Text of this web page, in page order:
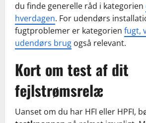
du finde generelle råd i kategorien
hverdagen. For udendørs
fugtproblemer er kategorien fugt,
udendørs brug også relevant.
Kort om test af dit
fejlstrømsrelæ
Uanset om du har HFI eller HPFI,